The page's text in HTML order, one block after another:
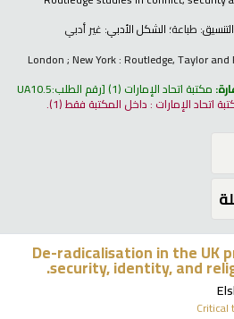
طباعة؛ الشكل الأدبي: غير أدبي
London ; New York : Routledge, Taylor
مكتبة اتحاد الإمارات (1) رقم الطلب:UA10.5
اتحاد الإمارات : داخل المكتبة فقط(1).
De-radicalisation in the UK
security, identity, and